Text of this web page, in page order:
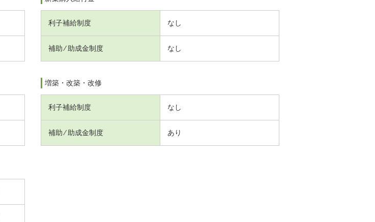
利子補給制度 なし
補助 ⁄ 助成金制度 なし
増築・改築・改修
利子補給制度 なし
補助 ⁄ 助成金制度 あり